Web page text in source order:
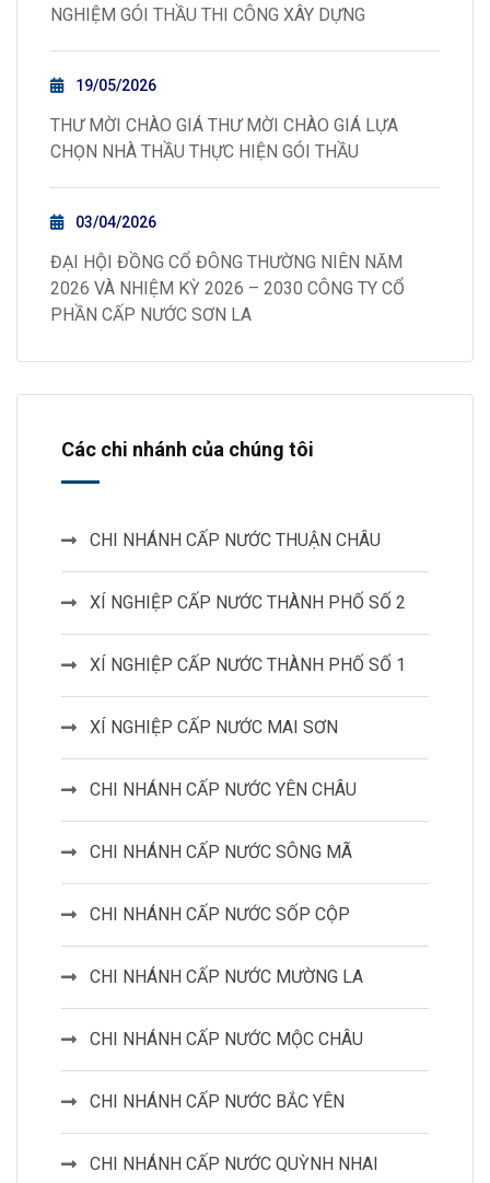
NGHIỆM GÓI THẦU THI CÔNG XÂY DỰNG
19/05/2026
THƯ MỜI CHÀO GIÁ THƯ MỜI CHÀO GIÁ LỰA
CHỌN NHÀ THẦU THỰC HIỆN GÓI THẦU
03/04/2026
ĐẠI HỘI ĐỒNG CỔ ĐÔNG THƯỜNG NIÊN NĂM
2026 VÀ NHIỆM KỲ 2026 – 2030 CÔNG TY CỔ
PHẦN CẤP NƯỚC SƠN LA
Các chi nhánh của chúng tôi
CHI NHÁNH CẤP NƯỚC THUẬN CHÂU
XÍ NGHIỆP CẤP NƯỚC THÀNH PHỐ SỐ 2
XÍ NGHIỆP CẤP NƯỚC THÀNH PHỐ SỐ 1
XÍ NGHIỆP CẤP NƯỚC MAI SƠN
CHI NHÁNH CẤP NƯỚC YÊN CHÂU
CHI NHÁNH CẤP NƯỚC SÔNG MÃ
CHI NHÁNH CẤP NƯỚC SỐP CỘP
CHI NHÁNH CẤP NƯỚC MƯỜNG LA
CHI NHÁNH CẤP NƯỚC MỘC CHÂU
CHI NHÁNH CẤP NƯỚC BẮC YÊN
CHI NHÁNH CẤP NƯỚC QUỲNH NHAI